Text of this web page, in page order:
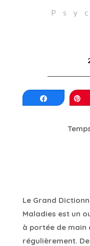
Partagez
Le Grand
Maladies est un
à portée de main
régulièrement.